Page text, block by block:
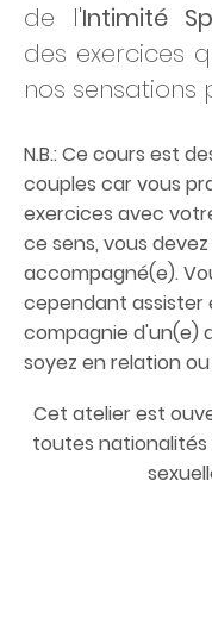
de l'Intimité
des exercices
nos sensations
N.B.: Ce cours est
couples car vous
exercices avec
ce sens, vous
accompagné(e).
cependant assister
compagnie d'un(e)
soyez en relation
Cet atelier est
toutes